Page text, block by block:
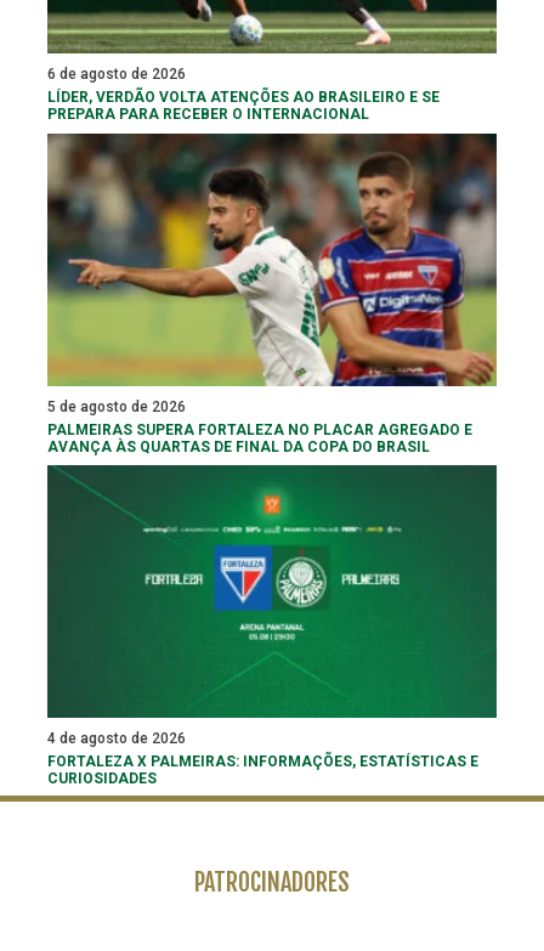
6 de agosto de 2026
LÍDER, VERDÃO VOLTA ATENÇÕES AO BRASILEIRO E SE
PREPARA PARA RECEBER O INTERNACIONAL
5 de agosto de 2026
PALMEIRAS SUPERA FORTALEZA NO PLACAR AGREGADO E
AVANÇA ÀS QUARTAS DE FINAL DA COPA DO BRASIL
4 de agosto de 2026
FORTALEZA X PALMEIRAS: INFORMAÇÕES, ESTATÍSTICAS E
CURIOSIDADES
PATROCINADORES